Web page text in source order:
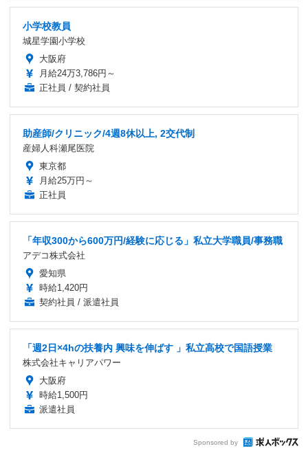
小学校教員
城星学園小学校
大阪府
月給24万3,786円～
正社員 / 契約社員
助産師/クリニック/4週8休以上, 2交代制
産婦人科瀬尾医院
東京都
月給25万円～
正社員
「年収300から600万円/経験に応じる」私立大学職員/事務職
アデコ株式会社
愛知県
時給1,420円
契約社員 / 派遣社員
「週2日×4hの扶養内 興味を伸ばす 」私立高校で国語授業
株式会社キャリアパワー
大阪府
時給1,500円
派遣社員
Sponsored by